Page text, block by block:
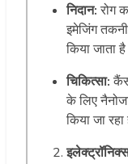
निदान:रोग
इमेजिंग
किया जाता
चिकित्सा:
के लिए
किया जा रहा